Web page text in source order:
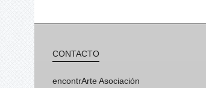
CONTACTO
encontrArte Asociación